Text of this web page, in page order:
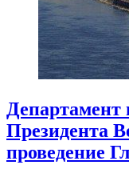
Департамент
Президента
проведение